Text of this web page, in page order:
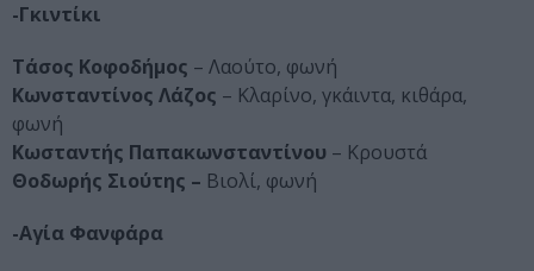
-Γκιντίκι
Τάσος Κοφοδήμος – Λαούτο, φωνή
Κωνσταντίνος Λάζος – Κλαρίνο, γκάιντα, κιθάρα,
φωνή
Κωσταντής Παπακωνσταντίνου – Κρουστά
Θοδωρής Σιούτης – Βιολί, φωνή
-Αγία Φανφάρα